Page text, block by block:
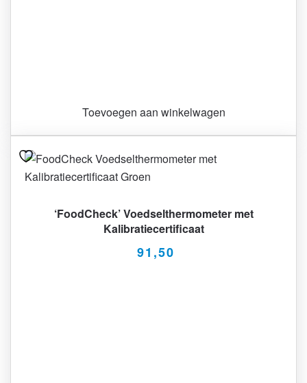
Toevoegen aan winkelwagen
‘FoodCheck’ Voedselthermometer met
Kalibratiecertificaat
91,50